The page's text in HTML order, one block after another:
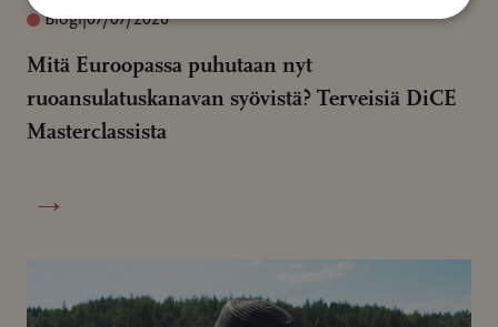
Blogi|07/07/2026
Mitä Euroopassa puhutaan nyt
ruoansulatuskanavan syövistä? Terveisiä DiCE
Masterclassista
→